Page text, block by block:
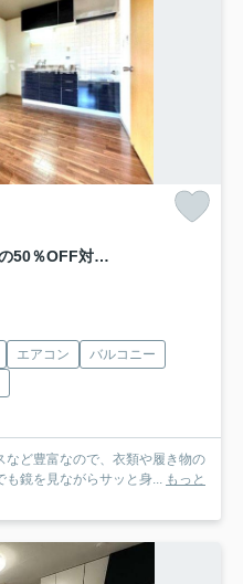
仲介手数料（賃料の1.10ヵ月）の50％OFF対象物件！
エアコン
バルコニー
など豊富なので、衣類や履き物の
も鏡を見ながらサッと身... もっと